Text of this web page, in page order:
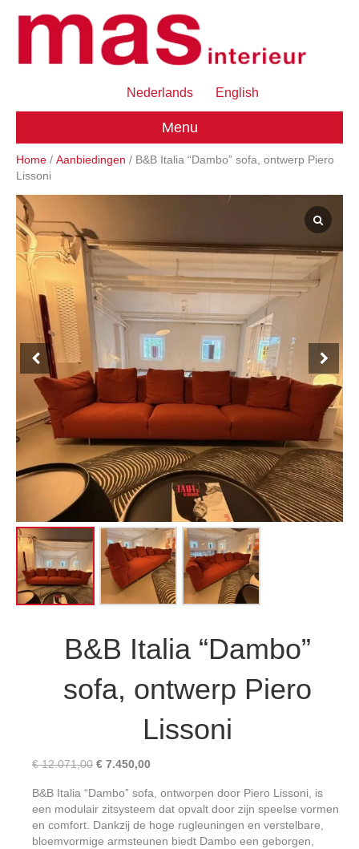
Nederlands English
Menu
Home / Aanbiedingen / B&B Italia “Dambo” sofa, ontwerp Piero
Lissoni
B&B Italia “Dambo”
sofa, ontwerp Piero
Lissoni
€12.071,00 Oorspronkelijke
was:
€ 12.071,00.
€ 7.450,00Huidige
is:
€ 7.450,00.
B&B Italia “Dambo” sofa, ontworpen door Piero Lissoni, is
een modulair zitsysteem dat opvalt door zijn speelse vormen
en comfort. Dankzij de hoge rugleuningen en verstelbare,
bloemvormige armsteunen biedt Dambo een geborgen,